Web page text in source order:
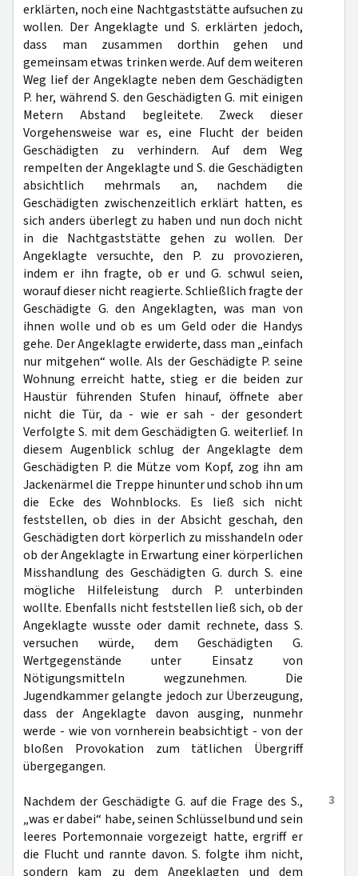
erklärten, noch eine Nachtgaststätte aufsuchen zu
wollen. Der Angeklagte und S. erklärten jedoch,
dass man zusammen dorthin gehen und
gemeinsam etwas trinken werde. Auf dem weiteren
Weg lief der Angeklagte neben dem Geschädigten
P. her, während S. den Geschädigten G. mit einigen
Metern Abstand begleitete. Zweck dieser
Vorgehensweise war es, eine Flucht der beiden
Geschädigten zu verhindern. Auf dem Weg
rempelten der Angeklagte und S. die Geschädigten
absichtlich mehrmals an, nachdem die
Geschädigten zwischenzeitlich erklärt hatten, es
sich anders überlegt zu haben und nun doch nicht
in die Nachtgaststätte gehen zu wollen. Der
Angeklagte versuchte, den P. zu provozieren,
indem er ihn fragte, ob er und G. schwul seien,
worauf dieser nicht reagierte. Schließlich fragte der
Geschädigte G. den Angeklagten, was man von
ihnen wolle und ob es um Geld oder die Handys
gehe. Der Angeklagte erwiderte, dass man „einfach
nur mitgehen“ wolle. Als der Geschädigte P. seine
Wohnung erreicht hatte, stieg er die beiden zur
Haustür führenden Stufen hinauf, öffnete aber
nicht die Tür, da - wie er sah - der gesondert
Verfolgte S. mit dem Geschädigten G. weiterlief. In
diesem Augenblick schlug der Angeklagte dem
Geschädigten P. die Mütze vom Kopf, zog ihn am
Jackenärmel die Treppe hinunter und schob ihn um
die Ecke des Wohnblocks. Es ließ sich nicht
feststellen, ob dies in der Absicht geschah, den
Geschädigten dort körperlich zu misshandeln oder
ob der Angeklagte in Erwartung einer körperlichen
Misshandlung des Geschädigten G. durch S. eine
mögliche Hilfeleistung durch P. unterbinden
wollte. Ebenfalls nicht feststellen ließ sich, ob der
Angeklagte wusste oder damit rechnete, dass S.
versuchen würde, dem Geschädigten G.
Wertgegenstände unter Einsatz von
Nötigungsmitteln wegzunehmen. Die
Jugendkammer gelangte jedoch zur Überzeugung,
dass der Angeklagte davon ausging, nunmehr
werde - wie von vornherein beabsichtigt - von der
bloßen Provokation zum tätlichen Übergriff
übergegangen.
3
Nachdem der Geschädigte G. auf die Frage des S.,
„was er dabei“ habe, seinen Schlüsselbund und sein
leeres Portemonnaie vorgezeigt hatte, ergriff er
die Flucht und rannte davon. S. folgte ihm nicht,
sondern kam zu dem Angeklagten und dem